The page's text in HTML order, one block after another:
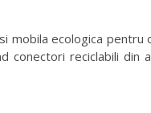
ecologica pentru
reciclabili din